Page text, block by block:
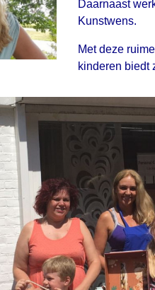
Daarnaast
Kunstwens.
Met deze
kinderen biedt